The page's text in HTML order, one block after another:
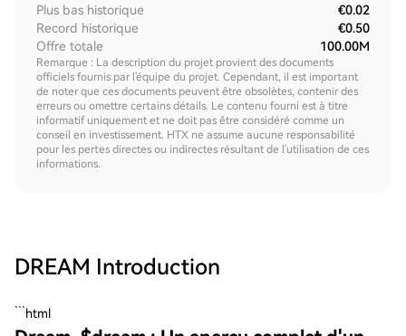
Plus bas historique
€0.02
Record historique
€0.50
Offre totale
100.00M
Remarque : La description du projet provient des documents
officiels fournis par l'équipe du projet. Cependant, il est important
de noter que ces documents peuvent être obsolètes, contenir des
erreurs ou omettre certains détails. Le contenu fourni est à titre
informatif uniquement et ne doit pas être considéré comme un
conseil en investissement. HTX ne assume aucune responsabilité
pour les pertes directes ou indirectes résultant de l'utilisation de ces
informations.
DREAM Introduction
```html